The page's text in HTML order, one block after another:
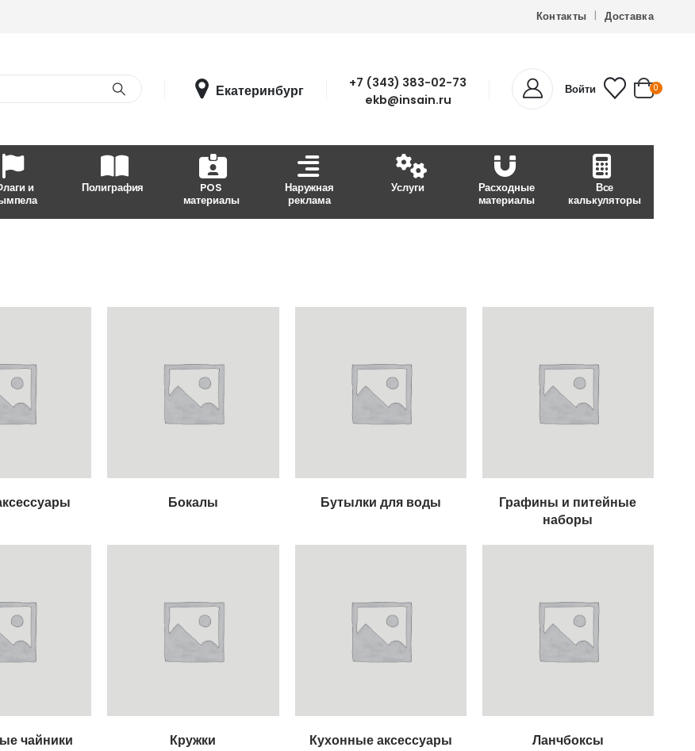
Контакты Доставка
Екатеринбург
+7 (343) 383-02-73
ekb@insain.ru
Войти 0
и
Полиграфия
POS
материалы
Наружная
реклама
Услуги
Расходные
материалы
Все
калькуляторы
Бокалы Бутылки для воды
Графины и питейные
наборы
чайники Кружки Кухонные аксессуары Ланчбоксы